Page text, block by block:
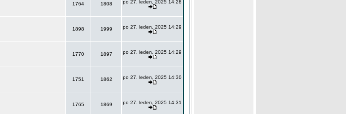
1764 1808 po 27. leden, 2025 14:28
1898 1999 po 27. leden, 2025 14:29
1770 1897 po 27. leden, 2025 14:29
1751 1862 po 27. leden, 2025 14:30
1765 1869 po 27. leden, 2025 14:31